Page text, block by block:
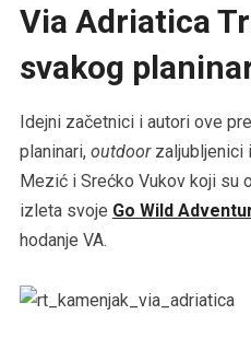
Via Adriatica
svakog
Idejni začetnici i autori ove
planinari, outdoorzaljubljenici
Mezić i Srećko Vukov koji su
izleta svoje Go Wild
hodanje VA.